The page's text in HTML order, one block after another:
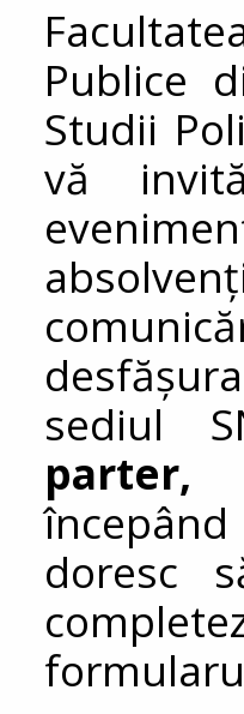
Publice
Studii
vă
sediul
parter,
începând
doresc